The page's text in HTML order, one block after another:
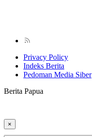
Privacy Policy
Indeks Berita
Pedoman Media Siber
Berita Papua
×